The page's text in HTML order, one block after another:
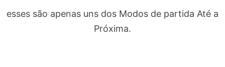
esses são apenas uns dos Modos de partida Até a
Próxima.